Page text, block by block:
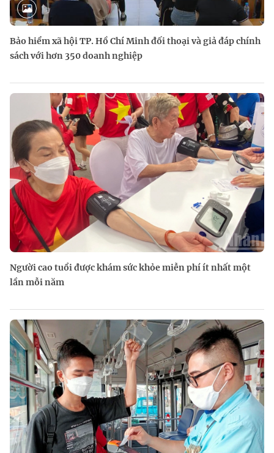
Bảo hiểm xã hội TP. Hồ Chí Minh đối thoại và giả đáp chính
sách với hơn 350 doanh nghiệp
Người cao tuổi được khám sức khỏe miễn phí ít nhất một
lần mỗi năm